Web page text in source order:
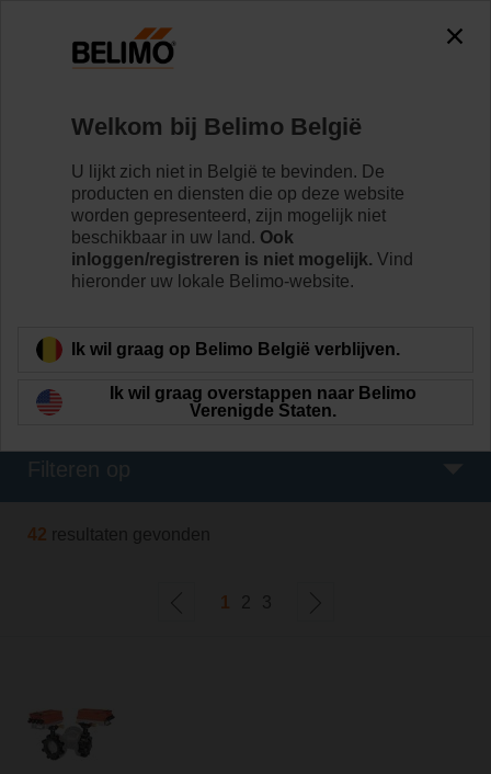
accessing the absolute URL
"https://www.belimo.com/be/nl_NL/~mgnlArea=outdated~".
https://www.belimo.com/be/nl_NL/~mgnlArea=outdated~
Regelventielen
Vlinderkleppen
De vlinderklepseries zijn verkrijgbaar als lusogen en
draadogen in DN 25 – DN 700. Deze voldoen aan de
lekkage vereisen voor 2-weg en 3-weg toepassingen.
Meer informatie
42 resultaten gevonden
1 2 3
Welkom bij Belimo België
U lijkt zich niet in België te bevinden. De
producten en diensten die op deze website
worden gepresenteerd, zijn mogelijk niet
beschikbaar in uw land. Ook
inloggen/registreren is niet mogelijk. Vind
hieronder uw lokale Belimo-website.
Ik wil graag op Belimo België verblijven.
Ik wil graag overstappen naar Belimo
Verenigde Staten.